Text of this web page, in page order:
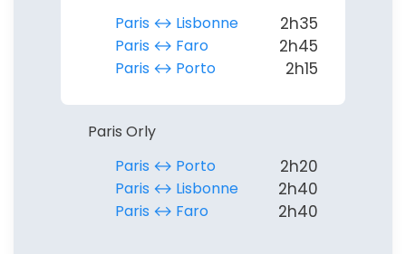
Paris ↔︎ Lisbonne
2h35
Paris ↔︎ Faro 2h45
Paris ↔︎ Porto 2h15
Paris Orly
Paris ↔︎ Porto
2h20
Paris ↔︎ Lisbonne 2h40
Paris ↔︎ Faro 2h40